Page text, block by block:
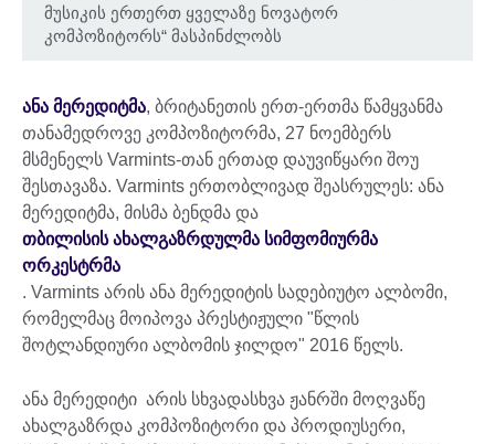
მუსიკის ერთერთ ყველაზე ნოვატორ
კომპოზიტორს“ მასპინძლობს
ანა მერედიტმა, ბრიტანეთის ერთ-ერთმა წამყვანმა
თანამედროვე კომპოზიტორმა, 27 ნოემბერს
მსმენელს Varmints-თან ერთად დაუვიწყარი შოუ
შესთავაზა. Varmints ერთობლივად შეასრულეს: ანა
მერედიტმა, მისმა ბენდმა და
თბილისის ახალგაზრდულმა სიმფომიურმა
ორკესტრმა
. Varmints არის ანა მერედიტის სადებიუტო ალბომი,
რომელმაც მოიპოვა პრესტიჟული "წლის
შოტლანდიური ალბომის ჯილდო" 2016 წელს.
ანა მერედიტი არის სხვადასხვა ჟანრში მოღვაწე
ახალგაზრდა კომპოზიტორი და პროდიუსერი,